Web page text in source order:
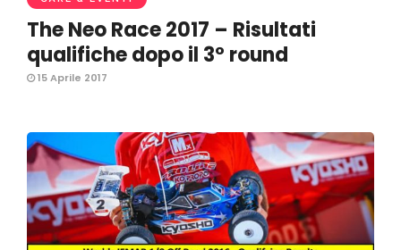
The Neo Race 2017 – Risultati
qualifiche dopo il 3° round
15 Aprile 2017